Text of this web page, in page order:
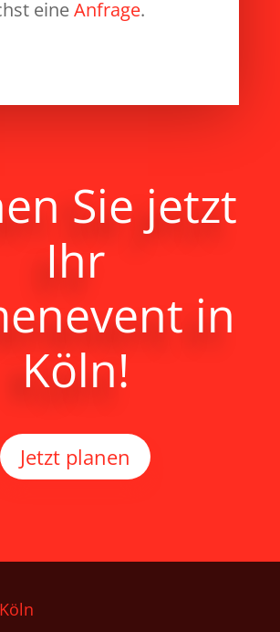
eineAnfrage.
Sie jetzt
Ihr
in
Köln!
Jetzt planen